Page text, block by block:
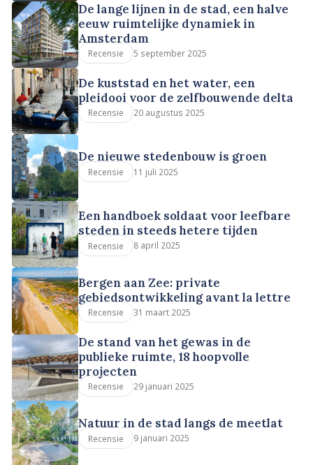
De lange lijnen in de stad, een halve
eeuw ruimtelijke dynamiek in
Amsterdam
Recensie 5 september 2025
De kuststad en het water, een
pleidooi voor de zelfbouwende delta
Recensie 20 augustus 2025
De nieuwe stedenbouw is groen
Recensie 11 juli 2025
Een handboek soldaat voor leefbare
steden in steeds hetere tijden
Recensie 8 april 2025
Bergen aan Zee: private
gebiedsontwikkeling avant la lettre
Recensie 31 maart 2025
De stand van het gewas in de
publieke ruimte, 18 hoopvolle
projecten
Recensie 29 januari 2025
Natuur in de stad langs de meetlat
Recensie 9 januari 2025